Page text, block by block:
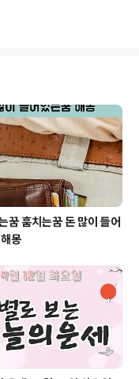
물
향
수
의
운
앞두
태
꿈 훔치는꿈 돈 많이 들어
몽